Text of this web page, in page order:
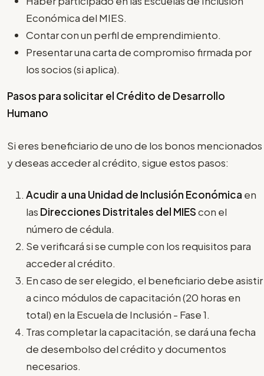
Económica del MIES.
Contar con un perfil de emprendimiento.
Presentar una carta de compromiso firmada por
los socios (si aplica).
Pasos para solicitar el Crédito de Desarrollo
Humano
Si eres beneficiario de uno de los bonos mencionados
y deseas acceder al crédito, sigue estos pasos:
Acudir a una Unidad de Inclusión Económica en
las Direcciones Distritales del MIEScon el
número de cédula.
Se verificará si se cumple con los requisitos para
acceder al crédito.
En caso de ser elegido, el beneficiario debe asistir
a cinco módulos de capacitación (20 horas en
total) en la Escuela de Inclusión - Fase 1.
Tras completar la capacitación, se dará una fecha
de desembolso del crédito y documentos
necesarios.